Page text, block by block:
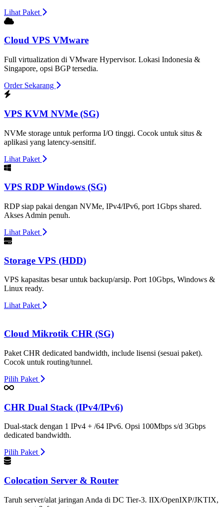
Lihat Paket
Cloud VPS VMware
Full virtualization di VMware Hypervisor. Lokasi Indonesia &
Singapore, opsi BGP tersedia.
Order Sekarang
VPS KVM NVMe (SG)
NVMe storage untuk performa I/O tinggi. Cocok untuk situs &
aplikasi yang latency-sensitif.
Lihat Paket
VPS RDP Windows (SG)
RDP siap pakai dengan NVMe, IPv4/IPv6, port 1Gbps shared.
Akses Admin penuh.
Lihat Paket
Storage VPS (HDD)
VPS kapasitas besar untuk backup/arsip. Port 10Gbps, Windows &
Linux ready.
Lihat Paket
Cloud Mikrotik CHR (SG)
Paket CHR dedicated bandwidth, include lisensi (sesuai paket).
Cocok untuk routing/tunnel.
Pilih Paket
CHR Dual Stack (IPv4/IPv6)
Dual-stack dengan 1 IPv4 + /64 IPv6. Opsi 100Mbps s/d 3Gbps
dedicated bandwidth.
Pilih Paket
Colocation Server & Router
Taruh server/alat jaringan Anda di DC Tier-3. IIX/OpenIXP/JKTIX,